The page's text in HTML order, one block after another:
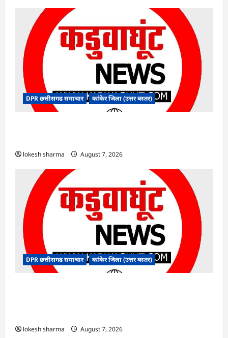
DPR छत्तीसगढ समाचार कांकेर जिला (उत्तर बस्तर)
lokesh sharma August 7, 2026
DPR छत्तीसगढ समाचार कांकेर जिला (उत्तर बस्तर)
lokesh sharma August 7, 2026